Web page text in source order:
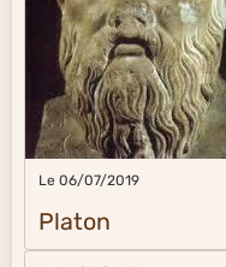
Le 06/07/2019
Platon